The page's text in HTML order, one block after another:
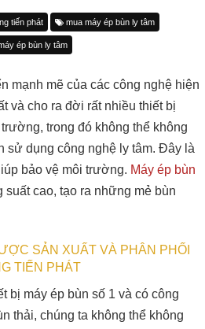
tiến phát mua máy ép bùn ly tâm
ép bùn ly tâm
mạnh mẽ của các công nghệ hiện
và cho ra đời rất nhiều thiết bị
trong đó không thể không
sử dụng công nghệ ly tâm. Đây là
bảo vệ môi trường. Máy ép bùn
suất cao, tạo ra những mẻ bùn
SẢN XUẤT VÀ PHÂN PHỐI
TIẾN PHÁT
bị máy ép bùn số 1 và có công
thải, chúng ta không thể không